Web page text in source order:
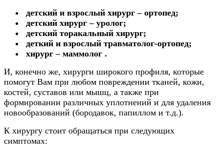
детский и взрослый хирург – ортопед;
детский хирург – уролог;
детский торакальный хирург;
деткий и взрослый травматолог-ортопед;
хирург – маммолог .
И, конечно же, хирурги широкого профиля, которые
помогут Вам при любом повреждении тканей, кожи,
костей, суставов или мышц, а также при
формировании различных уплотнений и для удаления
новообразований (бородавок, папиллом и т.д.).
К хирургу стоит обращаться при следующих
симптомах: